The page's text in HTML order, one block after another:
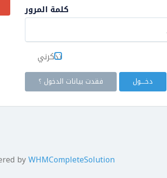
كلمة المرور
تذكرني
فقدت بيانات الدخول ؟
byWHMCompleteSolution